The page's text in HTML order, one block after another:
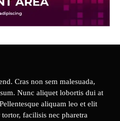
Cras non sem malesuada,
Nunc aliquet lobortis dui at
aliquam leo et elit
facilisis nec pharetra